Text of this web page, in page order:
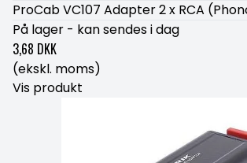
ProCab VC107 Adapter 2 x RCA
På lager - kan sendes i dag
3,68 DKK
(ekskl. moms)
Vis produkt